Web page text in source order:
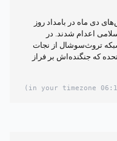
دی ماه در بامداد روز
اعدام شدند. در
تروث‌سوشال از نجات
که جنگنده‌اش بر فراز